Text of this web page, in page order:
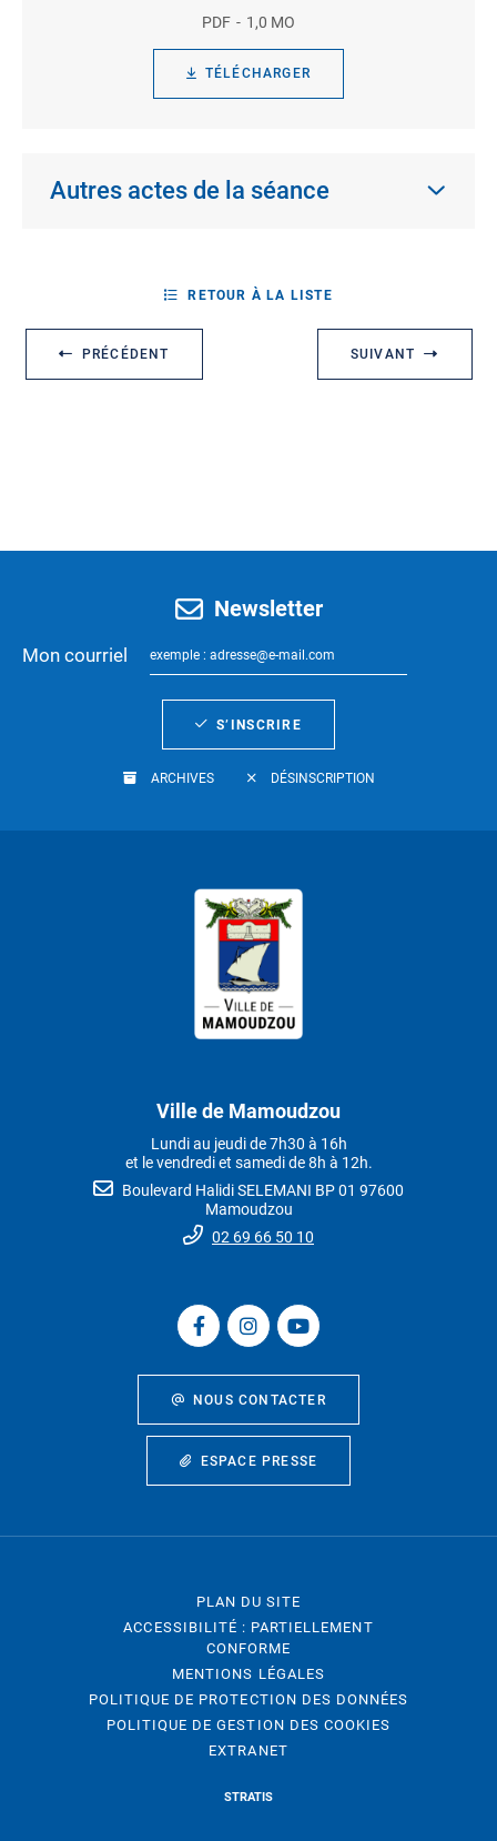
PDF 1,0 MO
TÉLÉCHARGER
Autres actes de la séance
PRÉCÉDENT
RETOUR À LA LISTE
SUIVANT
Newsletter
Mon courriel
S’INSCRIRE
ARCHIVES DÉSINSCRIPTION
Ville de Mamoudzou
Lundi au jeudi de 7h30 à 16h
et le vendredi et samedi de 8h à 12h.
Boulevard Halidi SELEMANI BP 01 97600
Mamoudzou
02 69 66 50 10
NOUS CONTACTER
ESPACE PRESSE
PLAN DU SITE
ACCESSIBILITÉ : PARTIELLEMENT
CONFORME
MENTIONS LÉGALES
POLITIQUE DE PROTECTION DES DONNÉES
POLITIQUE DE GESTION DES COOKIES
EXTRANET
STRATIS